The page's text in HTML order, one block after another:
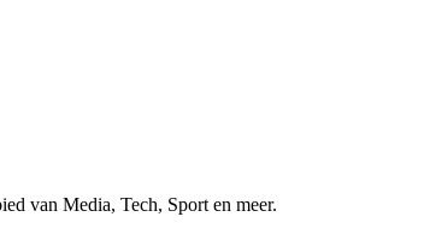
van Media, Tech, Sport en meer.